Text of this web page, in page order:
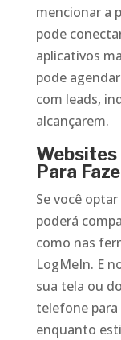
mencionar a
pode
aplicativos
pode
com leads,
alcançarem.
Websites
Para
Se você
poderá
como nas
LogMeIn. E
sua tela ou
telefone
enquanto